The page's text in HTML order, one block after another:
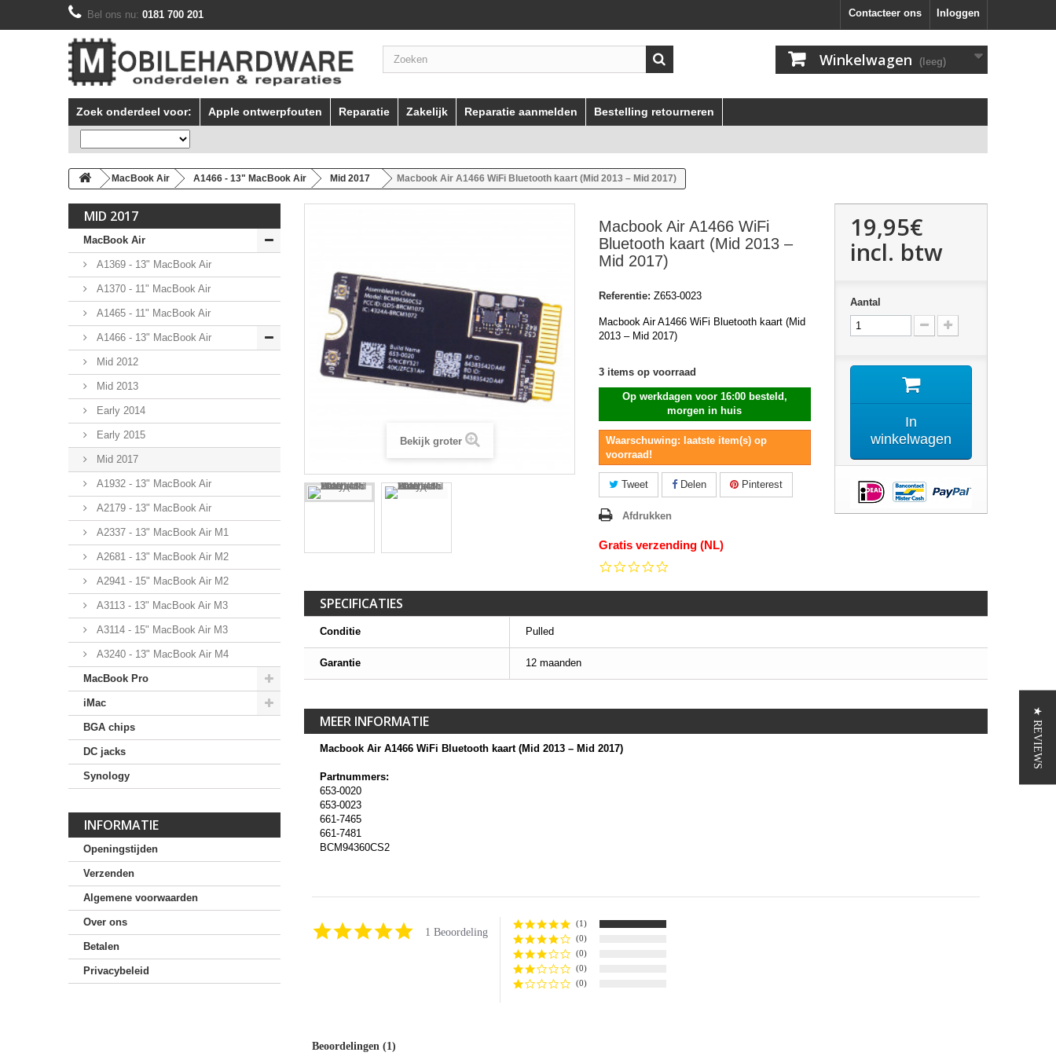
Inloggen
Contacteer ons
Bel ons nu: 0181 700 201
Winkelwagen (leeg)
Zoek onderdeel voor: Apple ontwerpfouten Reparatie Zakelijk Reparatie aanmelden Bestelling retourneren
MacBook Air A1466 - 13" MacBook Air Mid 2017 Macbook Air A1466 WiFi Bluetooth kaart (Mid 2013 – Mid 2017)
MID 2017
MacBook Air
A1369 - 13" MacBook Air
A1370 - 11" MacBook Air
A1465 - 11" MacBook Air
A1466 - 13" MacBook Air
Mid 2012
Mid 2013
Early 2014
Early 2015
Mid 2017
A1932 - 13" MacBook Air
A2179 - 13" MacBook Air
A2337 - 13" MacBook Air M1
A2681 - 13" MacBook Air M2
A2941 - 15" MacBook Air M2
A3113 - 13" MacBook Air M3
A3114 - 15" MacBook Air M3
A3240 - 13" MacBook Air M4
MacBook Pro
iMac
BGA chips
DC jacks
Synology
INFORMATIE
Openingstijden
Verzenden
Algemene voorwaarden
Over ons
Betalen
Privacybeleid
Bekijk groter
Macbook Air A1466 WiFi
Bluetooth kaart (Mid 2013 –
Mid 2017)
Referentie: Z653-0023
Macbook Air A1466 WiFi Bluetooth kaart (Mid
2013 – Mid 2017)
3 items op voorraad
Op werkdagen voor 16:00 besteld,
morgen in huis
Waarschuwing: laatste item(s) op
voorraad!
Tweet Delen Pinterest
Afdrukken
Gratis verzending (NL)
rating
19,95€
incl. btw
Aantal
In
winkelwagen
SPECIFICATIES
Conditie Pulled
Garantie 12 maanden
MEER INFORMATIE
Macbook Air A1466 WiFi Bluetooth kaart (Mid 2013 – Mid 2017)
Partnummers:
653-0020
653-0023
661-7465
661-7481
BCM94360CS2
5.01 Beoordeling
(1)
(0)
(0)
(0)
(0)
Beoordelingen (1)
★ REVIEWS